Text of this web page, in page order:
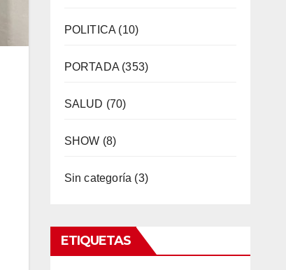
POLITICA (10)
PORTADA(353)
SALUD (70)
SHOW (8)
Sin categoría (3)
ETIQUETAS